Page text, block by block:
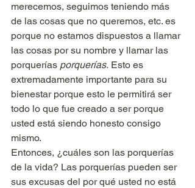
merecemos, seguimos teniendo más
de las cosas que no queremos, etc. es
porque no estamos dispuestos a llamar
las cosas por su nombre y llamar las
porquerías porquerías. Esto es
extremadamente importante para su
bienestar porque esto le permitirá ser
todo lo que fue creado a ser porque
usted está siendo honesto consigo
mismo.
Entonces, ¿cuáles son las porquerías
de la vida? Las porquerías pueden ser
sus excusas del por qué usted no está